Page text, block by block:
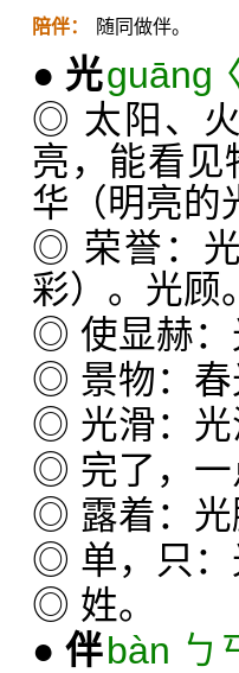
陪伴： 随同做伴。
● 光guāng
◎ 太阳、
亮，能看见
华（明亮的
◎ 荣誉：
彩）。光顾
◎ 使显赫：
◎ 景物：春
◎ 光滑：光
◎ 完了，一
◎ 露着：光
◎ 单，只：
◎ 姓。
● 伴bàn ㄅ